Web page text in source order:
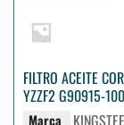
FILTRO ACEITE
YZZF2 G90915-
Marca